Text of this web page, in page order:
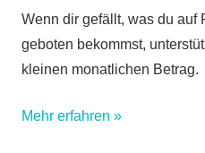
Wenn dir gefällt, was du auf
geboten bekommst,
kleinen monatlichen Betrag.
Mehr erfahren »